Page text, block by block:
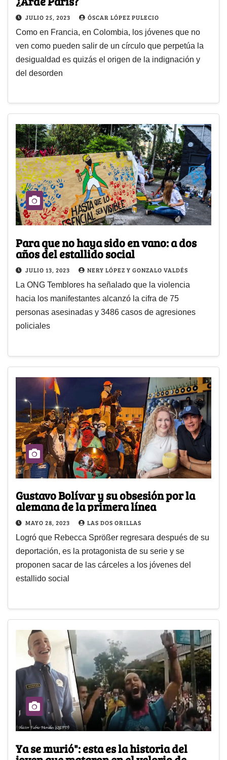
JULIO 25, 2023 ÓSCAR LÓPEZ PULECIO
Como en Francia, en Colombia, los jóvenes que no
ven como pueden salir de un círculo que perpetúa la
desigualdad es quizás el origen de la indignación y
del desorden
Para que no haya sido en vano: a dos
años del estallido social
JULIO 13, 2023 NERY LÓPEZ Y GONZALO VALDÉS
La ONG Temblores ha señalado que la violencia
hacia los manifestantes alcanzó la cifra de 75
personas asesinadas y 3486 casos de agresiones
policiales
Gustavo Bolívar y su obsesión por la
alemana de la primera línea
MAYO 28, 2023 LAS DOS ORILLAS
Logró que Rebecca Sprößer regresara después de su
deportación, es la protagonista de su serie y se
proponen sacar de las cárceles a los jóvenes del
estallido social
Ya se murió": esta es la historia del